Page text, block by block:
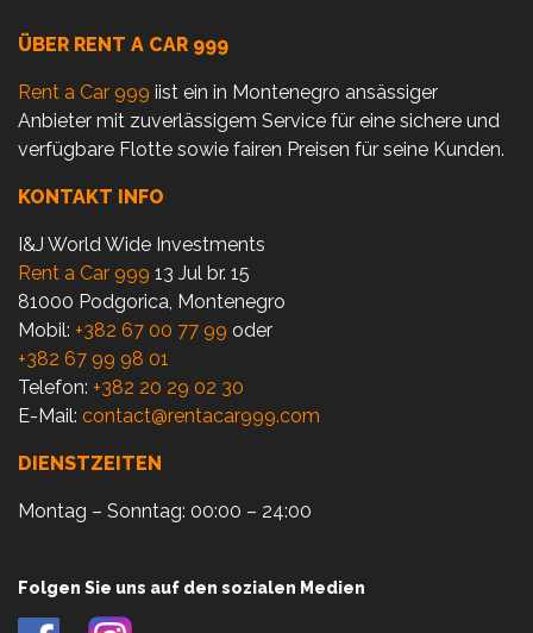
ÜBER RENT A CAR 999
Rent a Car 999 iist ein in Montenegro ansässiger
Anbieter mit zuverlässigem Service für eine sichere und
verfügbare Flotte sowie fairen Preisen für seine Kunden.
KONTAKT INFO
I&J World Wide Investments
Rent a Car 999 13 Jul br. 15
81000 Podgorica, Montenegro
Mobil: +382 67 00 77 99 oder
+382 67 99 98 01
Telefon: +382 20 29 02 30
E-Mail: contact@rentacar999.com
DIENSTZEITEN
Montag – Sonntag: 00:00 – 24:00
Folgen Sie uns auf den sozialen Medien